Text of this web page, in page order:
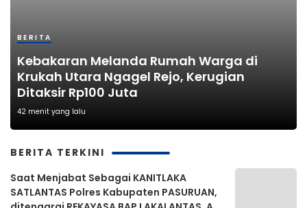
BERITA
Kebakaran Melanda Rumah Warga di
Krukah Utara Ngagel Rejo, Kerugian
Ditaksir Rp100 Juta
42 menit yang lalu
BERITA TERKINI
Saat Menjabat Sebagai KANITLAKA
SATLANTAS Polres Kabupaten PASURUAN,